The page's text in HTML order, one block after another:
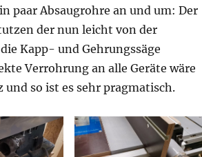
paar Absaugrohre an und um: Der
der nun leicht von der
Kapp- und Gehrungssäge
Verrohrung an alle Geräte wäre
so ist es sehr pragmatisch.